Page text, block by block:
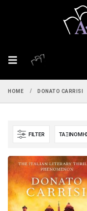
HOME DONATO CARRISI
FILTER